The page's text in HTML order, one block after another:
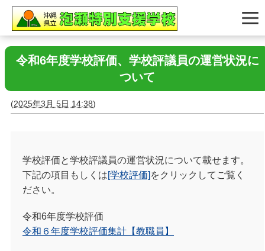
令和6年度学校評価、学校評議員の運営状況に
ついて
(2025年3月 5日 14:38)
学校評価と学校評議員の運営状況について載せます。
下記の項目もしくは[学校評価] をクリックしてご覧く
ださい。
令和6年度学校評価
令和６年度学校評価集計【教職員】